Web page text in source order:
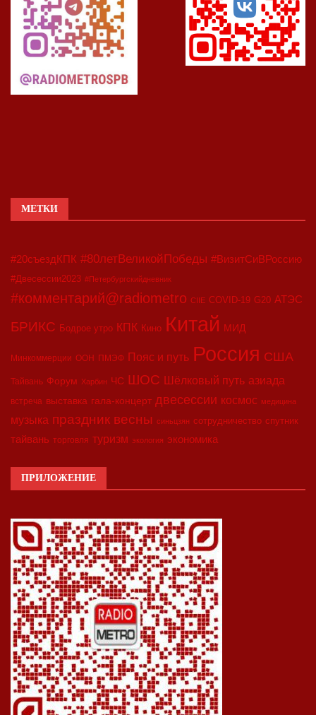
МЕТКИ
#20съездКПК #80летВеликойПобеды #ВизитСиВРоссию
#Двесессии2023 #Петербургскийдневник
#комментарий@radiometro CIIE COVID-19 G20 АТЭС
БРИКС Бодрое утро КПК Кино Китай МИД
Минкоммерции ООН ПМЭФ Пояс и путь Россия США
Тайвань Форум Харбин ЧС ШОС Шёлковый путь азиада
встреча выставка гала-концерт двесессии космос медицина
музыка праздник весны синьцзян сотрудничество спутник
тайвань торговля туризм экология экономика
ПРИЛОЖЕНИЕ